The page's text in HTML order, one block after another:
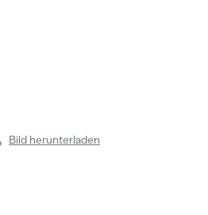
Bild herunterladen